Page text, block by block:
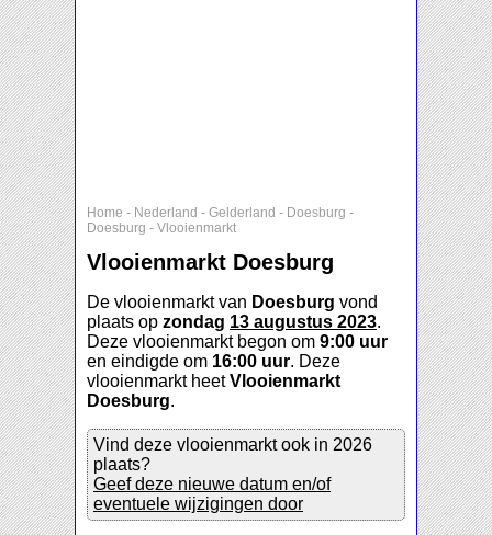
Home - Nederland - Gelderland - Doesburg -
Doesburg - Vlooienmarkt
Vlooienmarkt Doesburg
De vlooienmarkt van Doesburg vond
plaats op zondag 13 augustus 2023.
Deze vlooienmarkt begon om 9:00 uur
en eindigde om 16:00 uur. Deze
vlooienmarkt heetVlooienmarkt
Doesburg.
Vind deze vlooienmarkt ook in 2026
plaats?
Geef deze nieuwe datum en/of
eventuele wijzigingen door